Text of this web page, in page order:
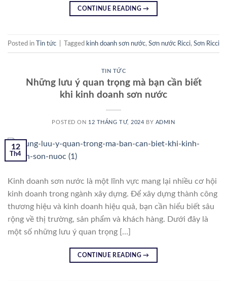
CONTINUE READING→
Posted in Tin tức Tagged kinh doanh sơn nước, Sơn nước Ricci, Sơn Ricci
TIN TỨC
Những lưu ý quan trọng mà bạn cần biết
khi kinh doanh sơn nước
POSTED ON 12 THÁNG TƯ, 2024 BY ADMIN
12
Th4
Kinh doanh sơn nước là một lĩnh vực mang lại nhiều cơ hội
kinh doanh trong ngành xây dựng. Để xây dựng thành công
thương hiệu và kinh doanh hiệu quả, bạn cần hiểu biết sâu
rộng về thị trường, sản phẩm và khách hàng. Dưới đây là
một số những lưu ý quan trọng […]
CONTINUE READING→